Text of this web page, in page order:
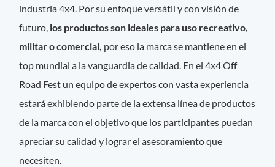
industria 4x4. Por su enfoque versátil y con visión de
futuro, los productos son ideales para uso recreativo,
militar o comercial, por eso la marca se mantiene en el
top mundial a la vanguardia de calidad. En el 4x4 Off
Road Fest un equipo de expertos con vasta experiencia
estará exhibiendo parte de la extensa línea de productos
de la marca con el objetivo que los participantes puedan
apreciar su calidad y lograr el asesoramiento que
necesiten.